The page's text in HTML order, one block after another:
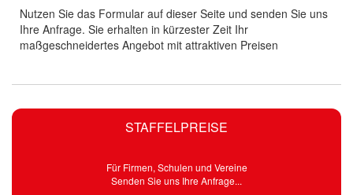
STAFFELPREISE
Für Firmen, Schulen und Vereine
Senden Sie uns Ihre Anfrage...
Nutzen Sie das Formular auf dieser Seite und senden Sie uns
Ihre Anfrage. Sie erhalten in kürzester Zeit Ihr
maßgeschneidertes Angebot mit attraktiven Preisen